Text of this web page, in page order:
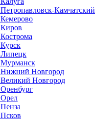
Петропавловск-Камчатский
Кемерово
Киров
Кострома
Курск
Липецк
Мурманск
Нижний Новгород
Великий Новгород
Оренбург
Орел
Пенза
Псков